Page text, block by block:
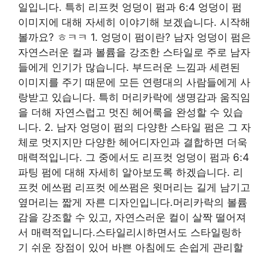
일입니다. 특히 리프컷 엉덩이 펌과 6:4 엉덩이 펌
이미지에 대해 자세히 이야기해 보겠습니다. 시작해
볼까요? ㅎㅋㅋ 1. 엉덩이 펌이란? 남자 엉덩이 펌은
자연스러운 컬과 볼륨을 강조한 스타일로 주로 남자
들에게 인기가 많습니다. 부드러운 느낌과 세련된
이미지를 주기 때문에 모든 연령대의 사람들에게 사
랑받고 있습니다. 특히 머리카락에 생명감과 움직임
을 더해 자연스럽고 멋진 헤어룩을 완성할 수 있습
니다. 2. 남자 엉덩이 펌의 다양한 스타일 펌은 그 자
체로 멋지지만 다양한 헤어디자인과 결합하면 더욱
매력적입니다. 그 중에서도 리프컷 엉덩이 펌과 6:4
파팅 펌에 대해 자세히 알아보도록 하겠습니다. 리
프컷 에쓰펌 리프컷 에쓰펌은 윗머리는 길게 남기고
옆머리는 짧게 자른 디자인입니다.머리카락의 볼륨
감을 강조할 수 있고, 자연스러운 컬이 살짝 떨어져
서 매력적입니다.스타일리시하면서도 스타일링하
기 쉬운 장점이 있어 바쁜 아침에도 손쉽게 관리할